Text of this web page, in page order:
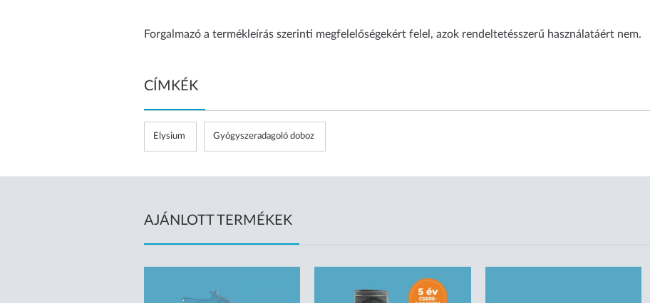
Forgalmazó a termékleírás szerinti megfelelőségekért felel, azok rendeltetésszerű használatáért nem.
CÍMKÉK
Elysium Gyógyszeradagoló doboz
AJÁNLOTT TERMÉKEK